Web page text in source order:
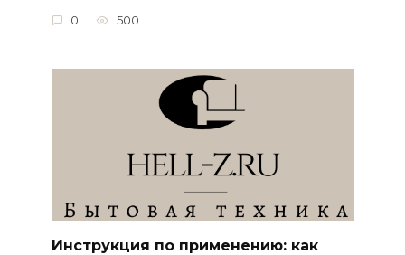
0 500
Инструкция по применению: как